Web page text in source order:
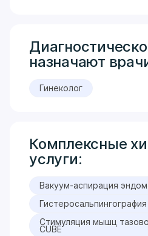
назначают
Гинеколог
Комплексные
услуги:
Вакуум-аспирация
Гистеросальпингография
Стимуляция мышц
CUBE